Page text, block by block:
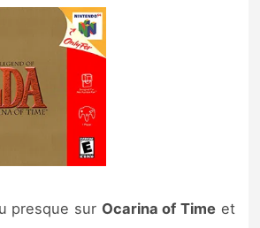
presque sur Ocarina of Time et